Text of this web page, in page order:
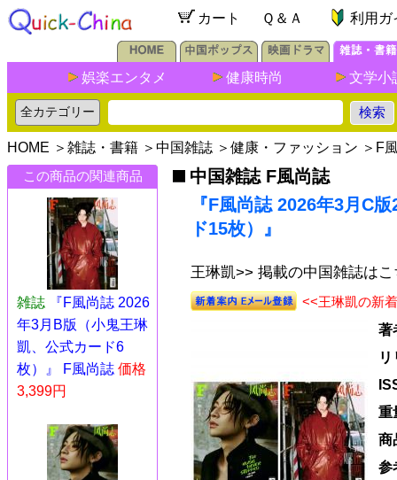
カート Ｑ＆Ａ 利用ガ
娯楽エンタメ 健康時尚 文学小
HOME ＞ 雑誌・書籍 ＞ 中国雑誌 ＞ 健康・ファッション ＞ F
この商品の関連商品
雑誌
『F風尚誌 2026
年3月B版（小鬼王琳
凱、公式カード6
枚）』 F風尚誌 価格
3,399円
中国雑誌 F風尚誌
『F風尚誌 2026年3月C
ド15枚）』
王琳凱>> 掲載の中国雑誌はこ
<<王琳凱の新
著
重
商
参